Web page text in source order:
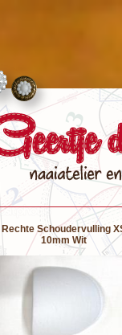
Rechte Schoudervulling
10mm Wit